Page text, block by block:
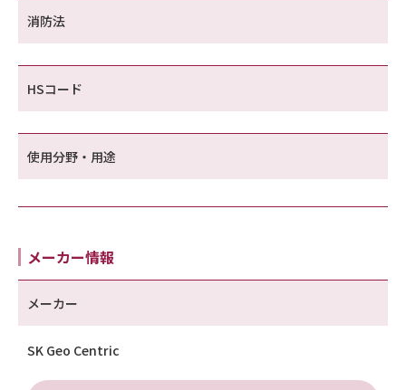
消防法
HSコード
使用分野・用途
メーカー情報
メーカー
SK Geo Centric